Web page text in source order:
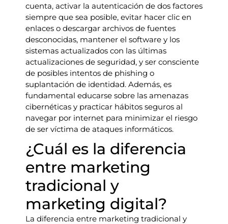
cuenta, activar la autenticación de dos factores
siempre que sea posible, evitar hacer clic en
enlaces o descargar archivos de fuentes
desconocidas, mantener el software y los
sistemas actualizados con las últimas
actualizaciones de seguridad, y ser consciente
de posibles intentos de phishing o
suplantación de identidad. Además, es
fundamental educarse sobre las amenazas
cibernéticas y practicar hábitos seguros al
navegar por internet para minimizar el riesgo
de ser víctima de ataques informáticos.
¿Cuál es la diferencia
entre marketing
tradicional y
marketing digital?
La diferencia entre marketing tradicional y